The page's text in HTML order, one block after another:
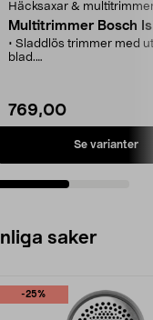
Häcksaxar &
Multitrimmer Bosch
• Sladdlös trimmer med
blad.
SDS-system.
• Litiumjonbatteri med
769,00
Se varianter
saker
-25%